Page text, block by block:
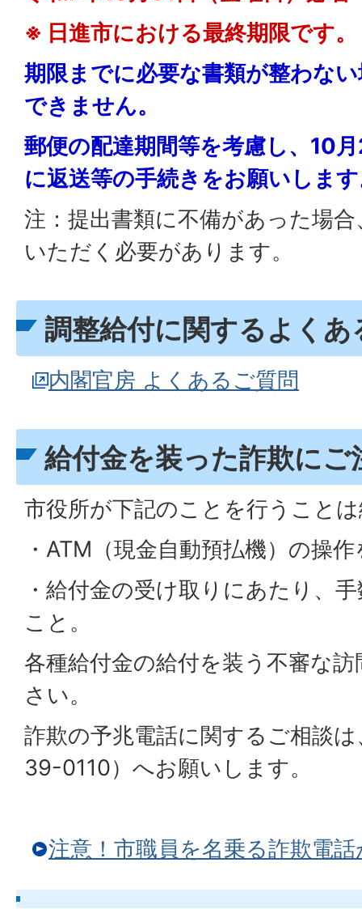
※ 日進市における最終期限です。
期限までに必要な書類が整わな
できません。
郵便の配達期間等を考慮し、10
に返送等の手続きをお願いしま
注：提出書類に不備があった場
いただく必要があります。
調整給付に関するよく
内閣官房 よくあるご質問
給付金を装った詐欺にご
市役所が下記のことを行うこと
・ATM（現金自動預払機）の操
・給付金の受け取りにあたり、
こと。
各種給付金の給付を装う不審な
さい。
詐欺の予兆電話に関するご相談
39-0110）へお願いします。
注意！市職員を名乗る詐欺電